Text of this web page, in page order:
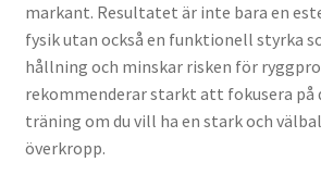
markant. Resultatet är inte bara en
fysik utan också en funktionell styrka
hållning och minskar risken för
rekommenderar starkt att fokusera på
träning om du vill ha en stark och
överkropp.